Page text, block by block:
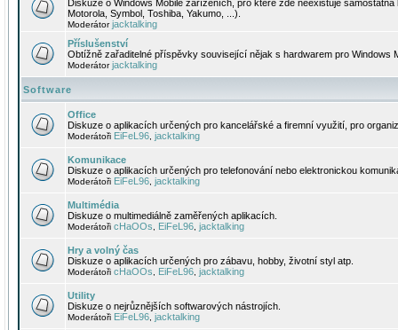
Diskuze o Windows Mobile zařízeních, pro které zde neexistuje
Motorola, Symbol, Toshiba, Yakumo, ...).
Moderátorjacktalking
Příslušenství
Obtížně zařaditelné příspěvky související nějak s hardwarem pro Windows
Moderátorjacktalking
Software
Office
Diskuze o aplikacích určených pro kancelářské a firemní využití, pro
Moderátoři EiFeL96 jacktalking
Komunikace
Diskuze o aplikacích určených pro telefonování nebo elektronickou
Moderátoři EiFeL96 jacktalking
Multimédia
Diskuze o multimediálně zaměřených aplikacích.
Moderátoři cHaOOs EiFeL96 jacktalking
Hry a volný čas
Diskuze o aplikacích určených pro zábavu, hobby, životní styl atp.
Moderátoři cHaOOs EiFeL96 jacktalking
Utility
Diskuze o nejrůznějších softwarových nástrojích.
Moderátoři EiFeL96 jacktalking